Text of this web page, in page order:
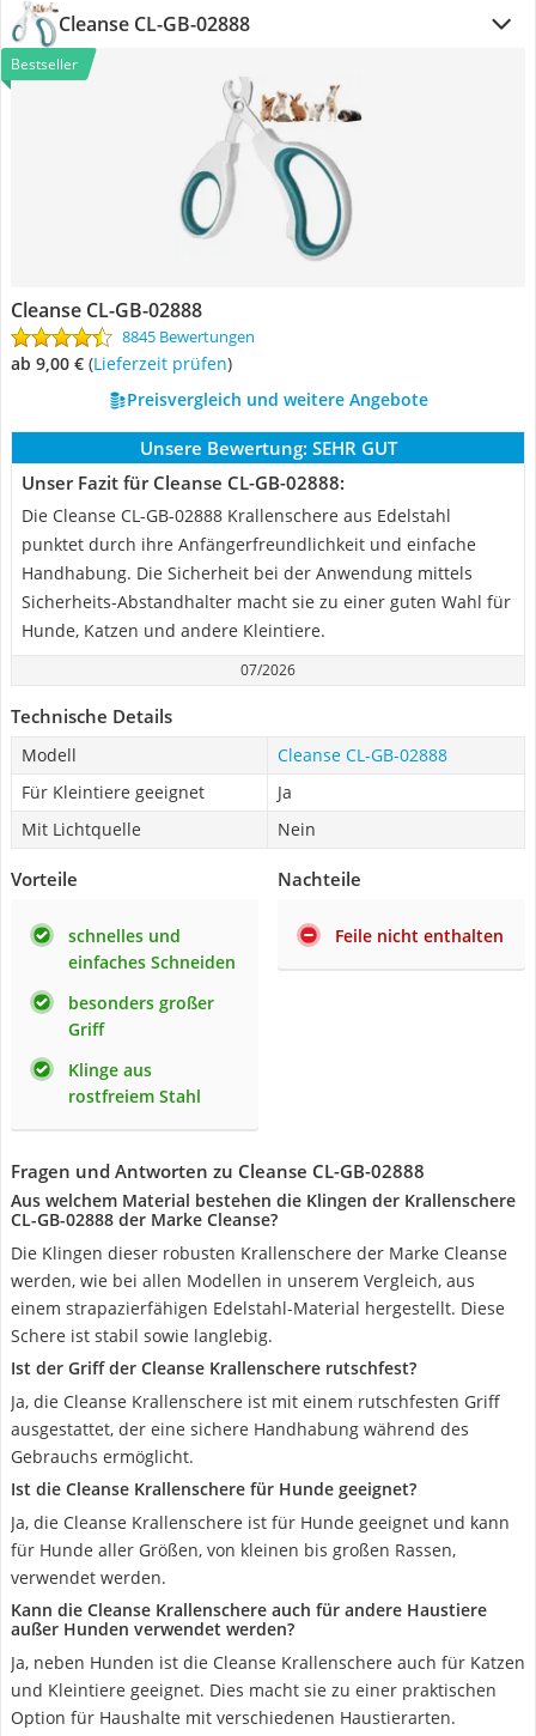
Cleanse ‎CL-GB-02888
Bestseller
Cleanse ‎CL-GB-02888
8845 Bewertungen
ab 9,00 € (Lieferzeit prüfen)
Preisvergleich und weitere Angebote
Unsere Bewertung: SEHR GUT
Unser Fazit für Cleanse ‎CL-GB-02888:
Die Cleanse CL-GB-02888 Krallenschere aus Edelstahl
punktet durch ihre Anfängerfreundlichkeit und einfache
Handhabung. Die Sicherheit bei der Anwendung mittels
Sicherheits-Abstandhalter macht sie zu einer guten Wahl für
Hunde, Katzen und andere Kleintiere.
07/2026
Technische Details
Modell
Cleanse ‎CL-GB-02888
Für Kleintiere geeignet
Ja
Mit Lichtquelle
Nein
Vorteile
schnelles und
einfaches Schneiden
besonders großer
Griff
Klinge aus
rostfreiem Stahl
Nachteile
Feile nicht enthalten
Fragen und Antworten zu Cleanse ‎CL-GB-02888
Aus welchem Material bestehen die Klingen der Krallenschere
CL-GB-02888 der Marke Cleanse?
Die Klingen dieser robusten Krallenschere der Marke Cleanse
werden, wie bei allen Modellen in unserem Vergleich, aus
einem strapazierfähigen Edelstahl-Material hergestellt. Diese
Schere ist stabil sowie langlebig.
Ist der Griff der Cleanse Krallenschere rutschfest?
Ja, die Cleanse Krallenschere ist mit einem rutschfesten Griff
ausgestattet, der eine sichere Handhabung während des
Gebrauchs ermöglicht.
Ist die Cleanse Krallenschere für Hunde geeignet?
Ja, die Cleanse Krallenschere ist für Hunde geeignet und kann
für Hunde aller Größen, von kleinen bis großen Rassen,
verwendet werden.
Kann die Cleanse Krallenschere auch für andere Haustiere
außer Hunden verwendet werden?
Ja, neben Hunden ist die Cleanse Krallenschere auch für Katzen
und Kleintiere geeignet. Dies macht sie zu einer praktischen
Option für Haushalte mit verschiedenen Haustierarten.